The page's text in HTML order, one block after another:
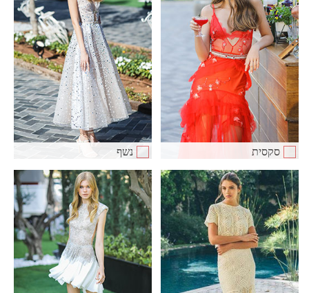
סקסית נשף